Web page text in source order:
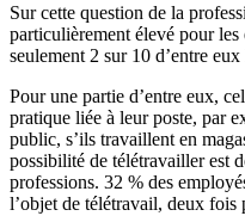
Sur cette question de la
particulièrement élevé pour
seulement 2 sur 10 d’entre
Pour une partie d’entre eux,
pratique liée à leur poste, par
public, s’ils travaillent en
possibilité de télétravailler est
professions. 32 % des
l’objet de télétravail, deux fois